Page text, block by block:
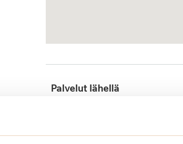
Palvelut lähellä